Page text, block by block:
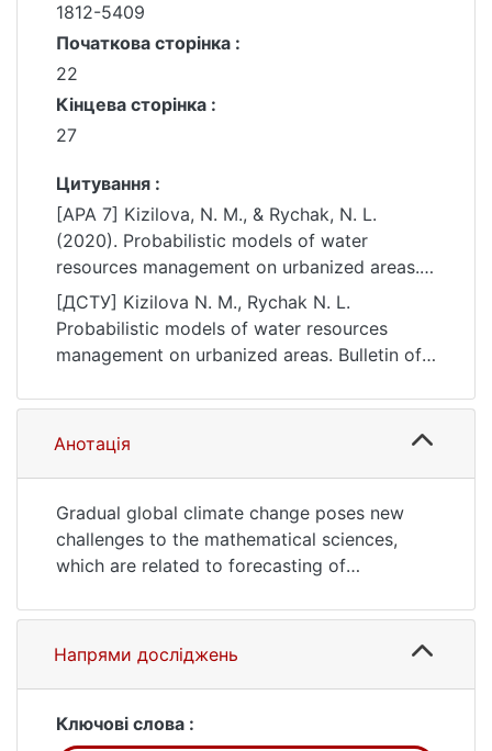
1812-5409
Початкова сторінка :
22
Кінцева сторінка :
27
Цитування :
[APA 7] Kizilova, N. M., & Rychak, N. L.
(2020). Probabilistic models of water
resources management on urbanized areas.
Bulletin of Taras Shevchenko National
University of Kyiv. Physics and Mathematics,
(4), 22–27. https://doi.org/10.17721/1812-
5409.2020/4.3
[ДСТУ] Kizilova N. M., Rychak N. L.
Probabilistic models of water resources
management on urbanized areas. Bulletin of
Kyiv. Physics and Mathematics. 2020. no. 4.
P. 22—27. DOI: 10.17721/1812-5409.2020/4.3
(date of access: 25.07.2026).
Анотація
Gradual global climate change poses new
challenges to the mathematical sciences,
which are related to forecasting of
infrastructure for possible rains, storms,
droughts, and other climatic disasters. One
of the most common approaches is synthetic
spatio-temporal probability density functions
Напрями досліджень
Ключові слова :